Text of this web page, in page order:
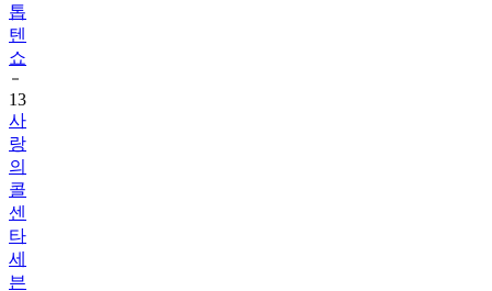
톱
텐
쇼
13
사
랑
의
콜
센
타
세
븐